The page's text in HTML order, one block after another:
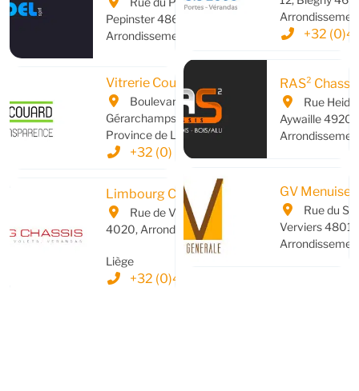
Pepinster 4860,
Arrondissement de Verviers
Vitrerie Couard
Boulevard des
Gérarchamps 32, 4800,
Province de Liège
+32 (0) 87 34 04 26
Limbourg Châssis
Rue de Visé 334, Liège
4020, Arrondissement de
Liège
+32 (0)4/379 21 00
+32 (0)4
RAS² Chassis
Rue Heid
Aywaille 4920,
GV
Rue du
Verviers 4801,